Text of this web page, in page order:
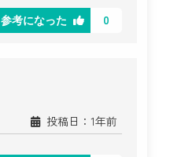
参考になった 0
投稿日：1年前